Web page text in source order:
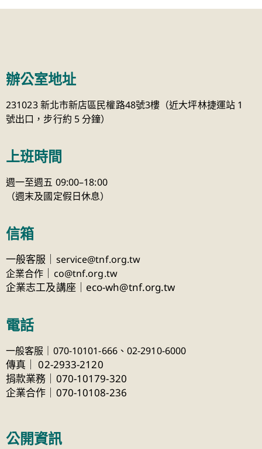
辦公室地址
231023 新北市新店區民權路48號3樓（近大坪林捷運站 1
號出口，步行約 5 分鐘）
上班時間
週一至週五 09:00–18:00
（週末及國定假日休息）
信箱
一般客服｜ service@tnf.org.tw
企業合作
co@tnf.org.tw
企業志工及講座｜eco-wh@tnf.org.tw
電話
一般客服｜070-10101-666、 02-2910-6000
傳真
02-2933-2120
捐款業務｜070-10179-320
企業合作｜070-10108-236
公開資訊